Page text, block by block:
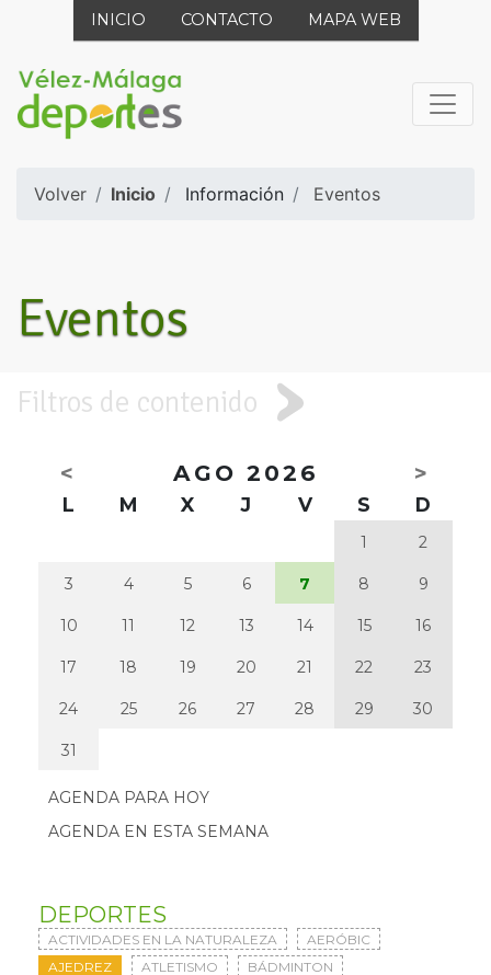
INICIO CONTACTO MAPA WEB
Volver Inicio Información Eventos
Eventos
Filtros de contenido
< AGO 2026 >
L M X J V S D
1 2
3 4 5 6 7 8 9
10 11 12 13 14 15 16
17 18 19 20 21 22 23
24 25 26 27 28 29 30
31
AGENDA PARA HOY
AGENDA EN ESTA SEMANA
DEPORTES
ACTIVIDADES EN LA NATURALEZA
AERÓBIC
AJEDREZ
ATLETISMO
BÁDMINTON